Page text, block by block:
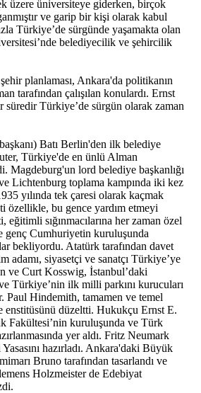
üzere üniversiteye giderken, birçok
ve garip bir kişi olarak kabul
Türkiye’de sürgünde yaşamakta olan
belediyecilik ve şehircilik
planlaması, Ankara'da politikanın
tarafından çalışılan konulardı. Ernst
süredir Türkiye’de sürgün olarak zaman
Batı Berlin'den ilk belediye
Türkiye'de en ünlü Alman
Magdeburg'un lord belediye başkanlığı
Lichtenburg toplama kampında iki kez
yılında tek çaresi olarak kaçmak
özellikle, bu gence yardım etmeyi
sığınmacılarına her zaman özel
genç Cumhuriyetin kuruluşunda
bekliyordu. Atatürk tarafından davet
adamı, siyasetçi ve sanatçı Türkiye’ye
ve Curt Kosswig, İstanbul’daki
Türkiye’nin ilk milli parkını kurucuları
Paul Hindemith, tamamen ve temel
enstitüsünü düzeltti. Hukukçu Ernst E.
Fakültesi’nin kuruluşunda ve Türk
yer aldı. Fritz Neumark
hazırladı. Ankara'daki Büyük
Bruno tarafından tasarlandı ve
Holzmeister de Edebiyat